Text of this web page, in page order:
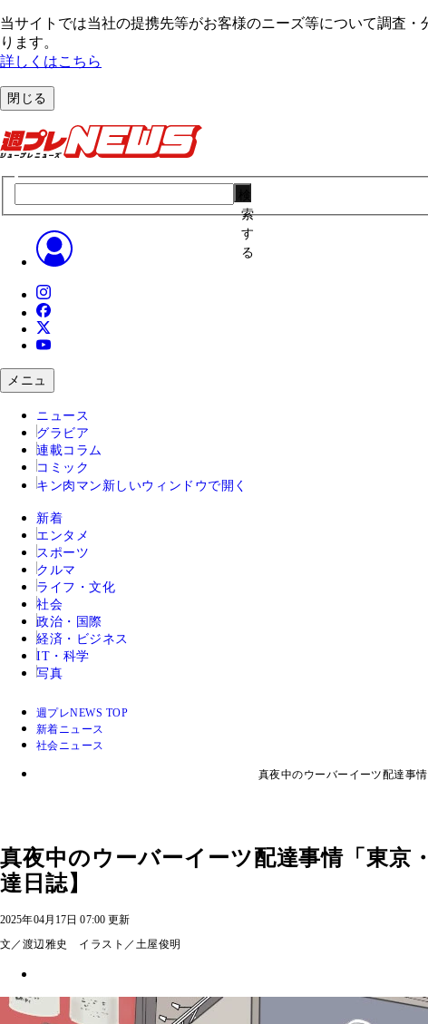
当サイトでは当社の提携先等がお客様のニーズ等について調査
ります。
詳しくはこちら
閉じる
索
す
る
メニュ
ニュース
グラビア
連載コラム
コミック
キン肉マン 新しいウィンドウで開く
新着
エンタメ
スポーツ
クルマ
ライフ・文化
社会
政治・国際
経済・ビジネス
IT・科学
写真
週プレNEWS TOP
新着ニュース
社会ニュース
真夜中のウーバーイーツ配達事
真夜中のウーバーイーツ配達事情「東
達日誌】
2025年04月17日 07:00 更新
文／渡辺雅史 イラスト／土屋俊明